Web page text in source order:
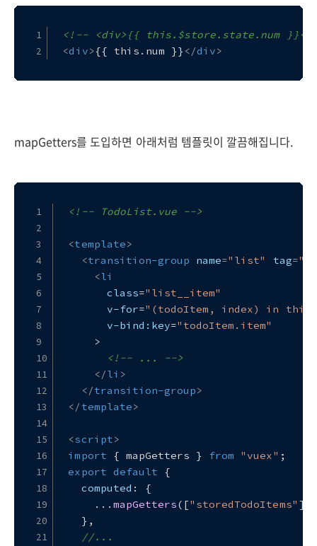
<!-- <div>{{ this.$store.state.num }}</
<div>{{ this.num }} </div>
mapGetters를 도입하면 아래처럼 템플릿이 깔끔해집니다.
<!-- TodoList.vue -->
<template>
<transition-group name="list" tag=
<li
class="list__item"
v-for="(todoItem, index) in
v-bind:key="todoItem.item"
    >
<!-- ... -->
</li >
</transition-group>
</template>
<script>
import { mapGetters } from "vuex" ;
export default {
computed : {
    ...
mapGetters(["storedTodoItems" ])
  },
//...